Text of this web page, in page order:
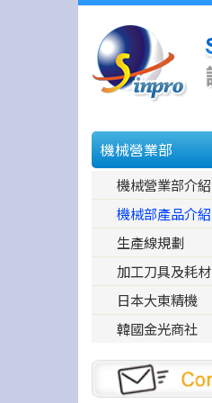
機械營業部
機械營業部介紹
機械部產品介紹
生產線規劃
加工刀具及耗材
日本大東精機
韓國金光商社